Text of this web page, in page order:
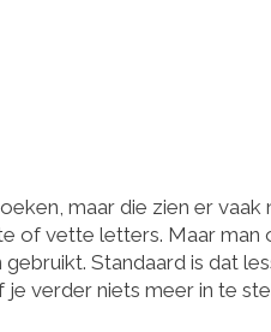
maar die zien er vaak
of vette letters. Maar man
Standaard is dat
je verder niets meer in te